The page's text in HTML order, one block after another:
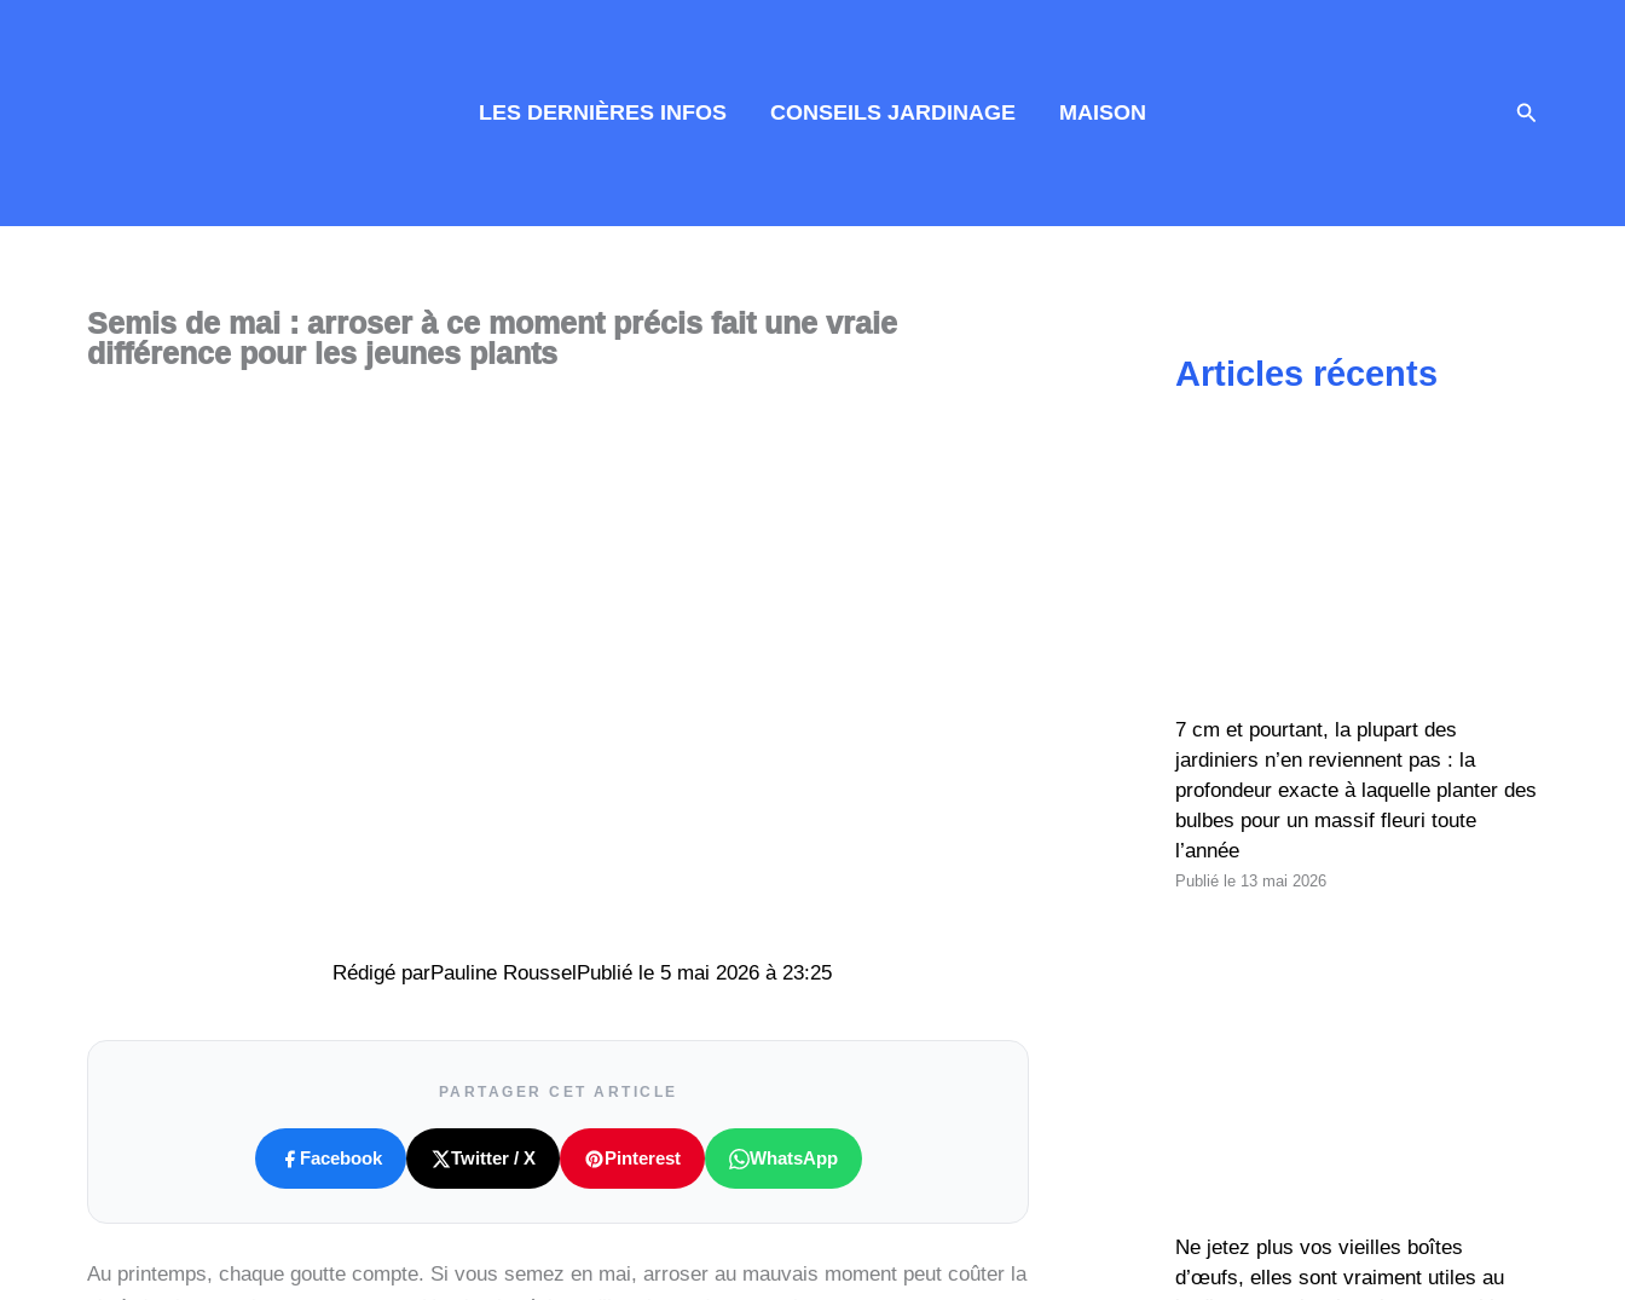
LES DERNIÈRES INFOS CONSEILS JARDINAGE MAISON
Semis de mai : arroser à ce moment précis fait une vraie
différence pour les jeunes plants
Rédigé parPauline Roussel 5 mai 2026 à 23:25
PARTAGER CET ARTICLE
Facebook Twitter / X Pinterest WhatsApp
Au printemps, chaque goutte compte. Si vous semez en mai, arroser au mauvais moment peut coûter la
Articles récents
7 cm et pourtant, la plupart des
jardiniers n’en reviennent pas : la
profondeur exacte à laquelle planter des
bulbes pour un massif fleuri toute
l’année
13 mai 2026
Ne jetez plus vos vieilles boîtes
d’œufs, elles sont vraiment utiles au